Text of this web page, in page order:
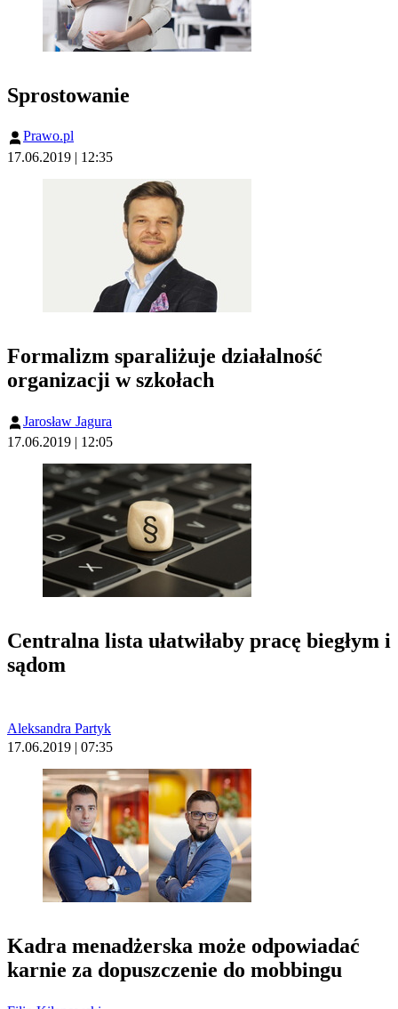
Sprostowanie
Prawo.pl
17.06.2019 | 12:35
Formalizm sparaliżuje działalność
organizacji w szkołach
Jarosław Jagura
17.06.2019 | 12:05
Centralna lista ułatwiłaby pracę biegłym i
sądom
Aleksandra Partyk
17.06.2019 | 07:35
Kadra menadżerska może odpowiadać
karnie za dopuszczenie do mobbingu